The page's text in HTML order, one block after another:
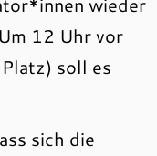
12 Uhr vor
soll es
sich die